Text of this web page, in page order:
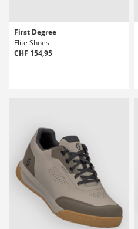
First Degree
Flite Shoes
CHF 154,95